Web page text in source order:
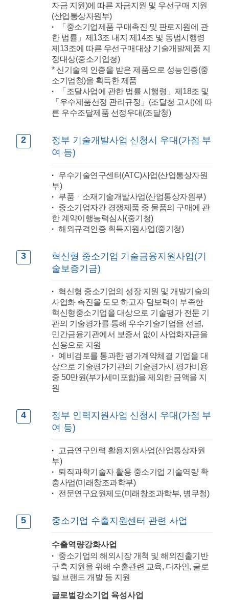
자금 지원)에 따른 자금지원 및 우선구매 지원
(산업통상자원부)
「중소기업제품 구매촉진 및 판로지원에 관
한 법률」제13조 내지 제14조 및 동법시행령
제13조에 따른 우선구매대상 기술개발제품 지
정대상(중소기업청)
* 신기술의 인증을 받은 제품으로 성능인증(중
소기업청)을 획득한 제품
「조달사업에 관한 법률 시행령」제18조 및
「우수제품선정 관리규정」(조달청 고시)에 따
른 우수조달제품 선정우대(조달청)
2
정부 기술개발사업 신청시 우대(가점 부
여 등)
우수기술연구센터(ATC)사업(산업통상자원
부)
부품ㆍ소재기술개발사업(산업통상자원부)
중소기업자간 경쟁제품 중 물품의 구매에 관
한 계약이행능력심사(중기청)
해외규격인증 획득지원사업(중기청)
3
혁신형 중소기업 기술금융지원사업(기
술보증기금)
혁신형 중소기업의 성장 지원 및 개발기술의
사업화 촉진을 도모 하고자 담보력이 부족한
혁신형중소기업을 대상으로 기술평가 전문 기
관의 기술평가를 통해 우수기술기업을 선별,
민간금융기관에서 보증서 없이 사업화자금을
신용으로 지원
예비검토를 통과한 평가계약체결 기업을 대
상으로 기술평가기관의 기술평가시 평가비용
중 50만원(부가세미포함)을 제외한 금액을 지
원
4
정부 인력지원사업 신청시 우대(가점 부
여 등)
고급연구인력 활용지원사업(산업통상자원
부)
퇴직과학기술자 활용 중소기업 기술역량 확
충사업(미래창조과학부)
전문연구요원제도(미래창조과학부, 병무청)
5 중소기업 수출지원센터 관련 사업
수출역량강화사업
중소기업의 해외시장 개척 및 해외진출기반
구축 지원을 위해 수출관련 교육, 디자인, 글로
벌 브랜드 개발 등 지원
글로벌강소기업 육성사업